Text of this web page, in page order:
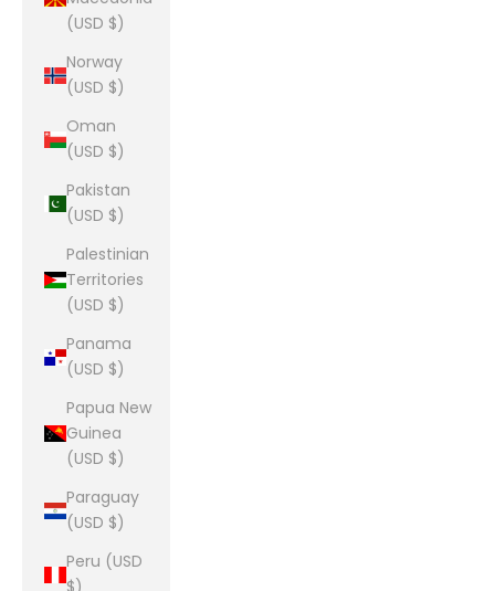
(USD $)
Norway
(USD $)
Oman
(USD $)
Pakistan
(USD $)
Palestinian
Territories
(USD $)
Panama
(USD $)
Papua New
Guinea
(USD $)
Paraguay
(USD $)
Peru (USD